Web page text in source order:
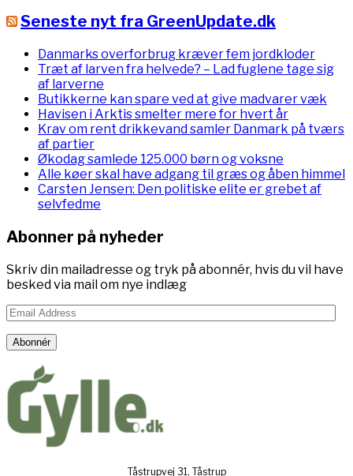
Seneste nyt fra GreenUpdate.dk
Danmarks overforbrug kræver fem jordkloder
Træt af larven fra helvede? – Lad fuglene tage sig
af larverne
Butikkerne kan spare ved at give madvarer væk
Havisen i Arktis smelter mere for hvert år
Krav om rent drikkevand samler Danmark på tværs
af partier
Økodag samlede 125.000 børn og voksne
Alle køer skal have adgang til græs og åben himmel
Carsten Jensen: Den politiske elite er grebet af
selvfedme
Abonner på nyheder
Skriv din mailadresse og tryk på abonnér, hvis du vil have
besked via mail om nye indlæg
Email
Abonnér
Tåstrupvej 31, Tåstrup